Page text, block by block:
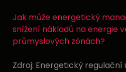
Jak může energetický
snížení nákladů na energie
průmyslových zónách?
Zdroj: Energetický regulační